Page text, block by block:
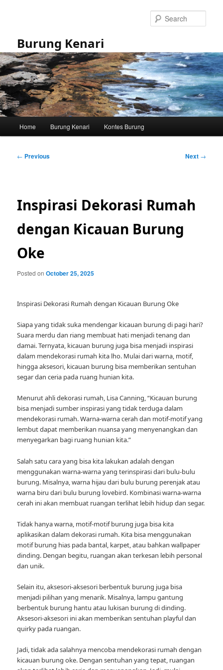
Burung Kenari
Home Burung Kenari Kontes Burung
Post
← Previous Next →
Inspirasi Dekorasi Rumah
dengan Kicauan Burung
Oke
Posted onOctober 25, 2025
Inspirasi Dekorasi Rumah dengan Kicauan Burung Oke
Siapa yang tidak suka mendengar kicauan burung di pagi hari?
Suara merdu dan riang membuat hati menjadi tenang dan
damai. Ternyata, kicauan burung juga bisa menjadi inspirasi
dalam mendekorasi rumah kita lho. Mulai dari warna, motif,
hingga aksesori, kicauan burung bisa memberikan sentuhan
segar dan ceria pada ruang hunian kita.
Menurut ahli dekorasi rumah, Lisa Canning, “Kicauan burung
bisa menjadi sumber inspirasi yang tidak terduga dalam
mendekorasi rumah. Warna-warna cerah dan motif-motif yang
lembut dapat memberikan nuansa yang menyenangkan dan
menyegarkan bagi ruang hunian kita.”
Salah satu cara yang bisa kita lakukan adalah dengan
menggunakan warna-warna yang terinspirasi dari bulu-bulu
burung. Misalnya, warna hijau dari bulu burung perenjak atau
warna biru dari bulu burung lovebird. Kombinasi warna-warna
cerah ini akan membuat ruangan terlihat lebih hidup dan segar.
Tidak hanya warna, motif-motif burung juga bisa kita
aplikasikan dalam dekorasi rumah. Kita bisa menggunakan
motif burung hias pada bantal, karpet, atau bahkan wallpaper
dinding. Dengan begitu, ruangan akan terkesan lebih personal
dan unik.
Selain itu, aksesori-aksesori berbentuk burung juga bisa
menjadi pilihan yang menarik. Misalnya, lampu gantung
berbentuk burung hantu atau lukisan burung di dinding.
Aksesori-aksesori ini akan memberikan sentuhan playful dan
quirky pada ruangan.
Jadi, tidak ada salahnya mencoba mendekorasi rumah dengan
kicauan burung oke. Dengan sentuhan yang tepat, ruangan